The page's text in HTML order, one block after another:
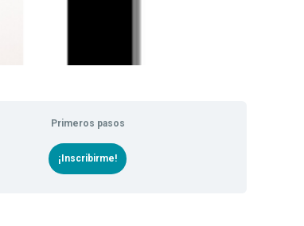
Primeros pasos
¡Inscribirme!